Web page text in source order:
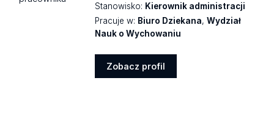
Stanowisko: Kierownik administracji
Pracuje w: Biuro Dziekana,Wydział
Nauk o Wychowaniu
Zobacz profil